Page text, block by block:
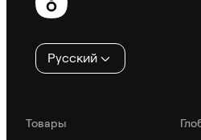
колонтитул
Русский
Товары